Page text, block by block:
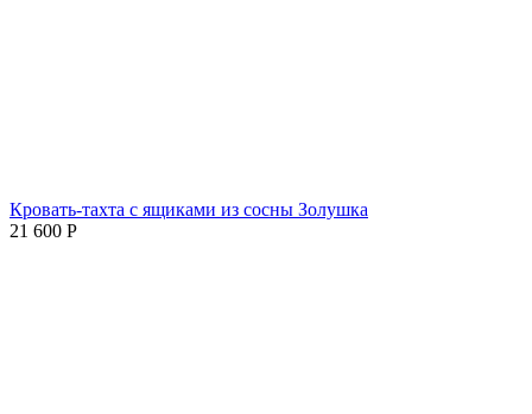
Кровать-тахта с ящиками из сосны Золушка
21 600 Р